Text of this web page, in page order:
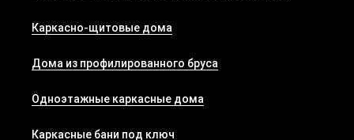
Каркасно-щитовые дома
Дома из профилированного бруса
Одноэтажные каркасные дома
Каркасные бани под ключ